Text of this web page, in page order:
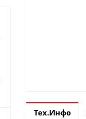
Тех.Инфо